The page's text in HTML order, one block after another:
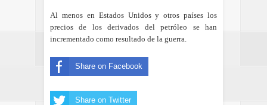
Al menos en Estados Unidos y otros países los
precios de los derivados del petróleo se han
incrementado como resultado de la guerra.
Share on Facebook
Share on Twitter